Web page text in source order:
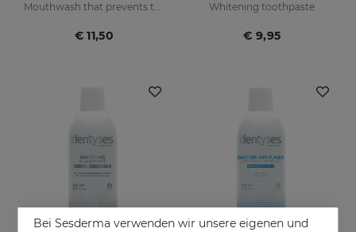
€ 11,50
Whitening toothpaste
€ 9,95
Bei Sesderma verwenden wir unsere eigenen und